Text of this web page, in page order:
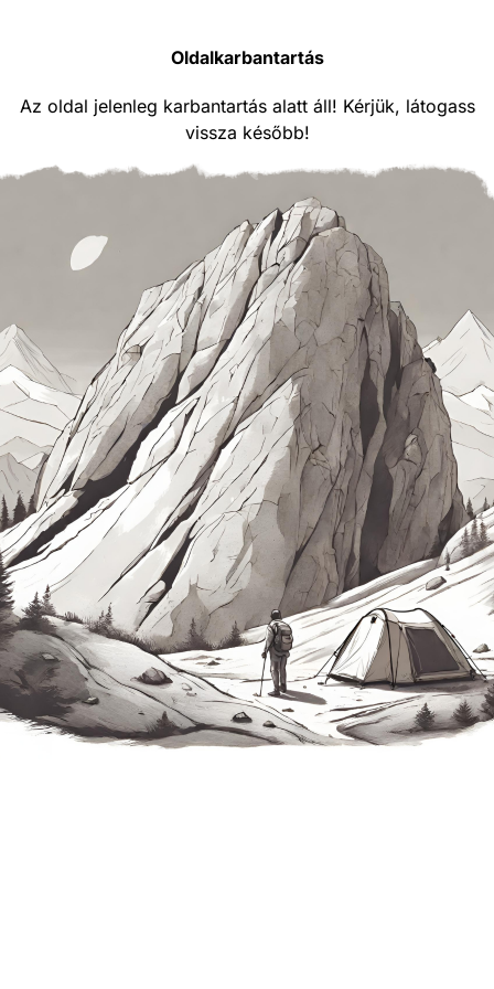
Oldalkarbantartás
Az oldal jelenleg karbantartás alatt áll! Kérjük, látogass
vissza később!